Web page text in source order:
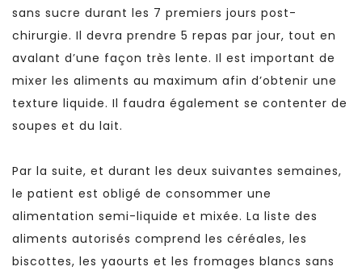
sans sucre durant les 7 premiers jours post-
chirurgie. Il devra prendre 5 repas par jour, tout en
avalant d’une façon très lente. Il est important de
mixer les aliments au maximum afin d’obtenir une
texture liquide. Il faudra également se contenter de
soupes et du lait.
Par la suite, et durant les deux suivantes semaines,
le patient est obligé de consommer une
alimentation semi-liquide et mixée. La liste des
aliments autorisés comprend les céréales, les
biscottes, les yaourts et les fromages blancs sans